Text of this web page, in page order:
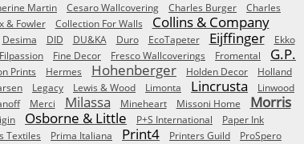
Martin Cesaro Wallcovering Charles Burger
Charles
& Fowler Collection For Walls Collins & Company
Desima DID DU&KA Duro EcoTapeter Eijffinger
Ekko
Filpassion Fine Decor Fresco Wallcoverings Fromental
G.P.
Prints Hermes Hohenberger Holden Decor
Holland
Legacy Lewis & Wood Limonta Lincrusta
Linwood
Merci Milassa Mineheart Missoni Home
Morris
Osborne & Little P+S International Paper Ink
Textiles Prima Italiana Print4 Printers Guild
ProSpero